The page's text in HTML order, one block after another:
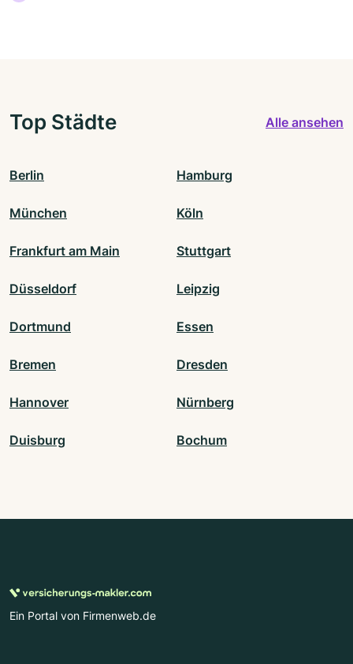
Top Städte Alle ansehen
Berlin Hamburg
München Köln
Frankfurt am Main Stuttgart
Düsseldorf Leipzig
Dortmund Essen
Bremen Dresden
Hannover Nürnberg
Duisburg Bochum
Ein Portal von Firmenweb.de